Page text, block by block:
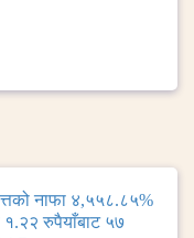
नाफा ४,५५८.८५%
१.२२ रुपैयाँबाट ५७